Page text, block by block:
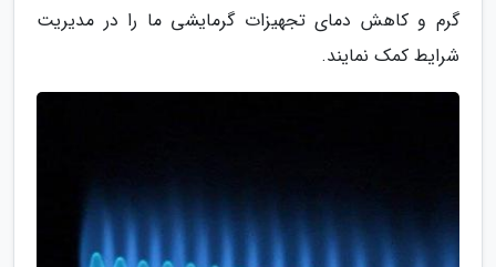
گرم و کاهش دمای تجهیزات گرمایشی ما را در مدیریت
شرایط کمک نمایند.